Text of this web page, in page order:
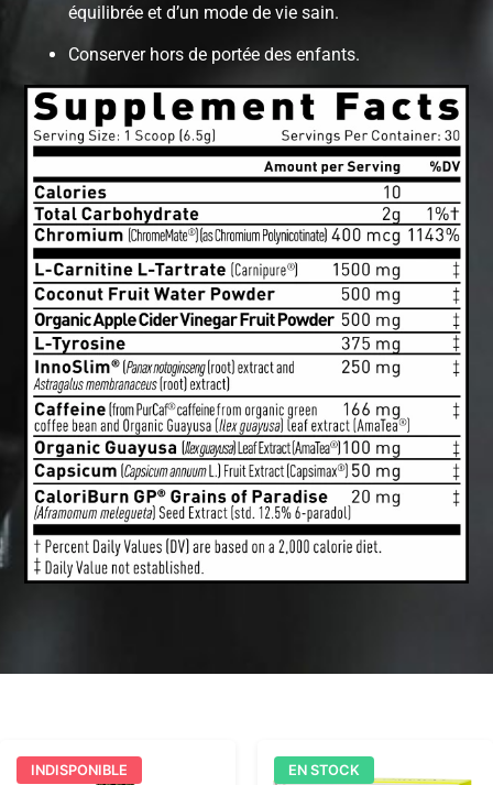
équilibrée et d’un mode de vie sain.
Conserver hors de portée des enfants.
INDISPONIBLE EN STOCK